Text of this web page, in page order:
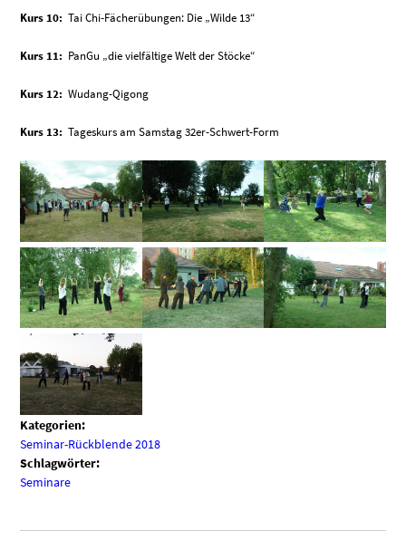
Kurs 10: Tai Chi-Fächerübungen: Die „Wilde 13“
Kurs 11: PanGu „die vielfältige Welt der Stöcke“
Kurs 12: Wudang-Qigong
Kurs 13: Tageskurs am Samstag 32er-Schwert-Form
Kategorien:
Seminar-Rückblende 2018
Schlagwörter:
Seminare